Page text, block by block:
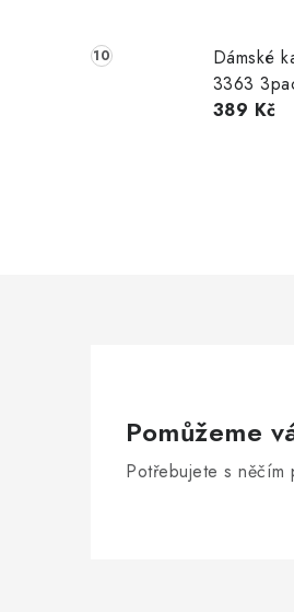
Dámské
3363
389 Kč
Pomůžeme
Potřebujete s něčím